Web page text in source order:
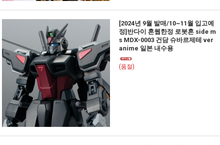
[2024년 9월 발매/10~11월 입고예
정]반다이 혼웹한정 로봇혼 side m
s MDX-0003 건담 슈바르제테 ver
anime 일본 내수용
(품절)